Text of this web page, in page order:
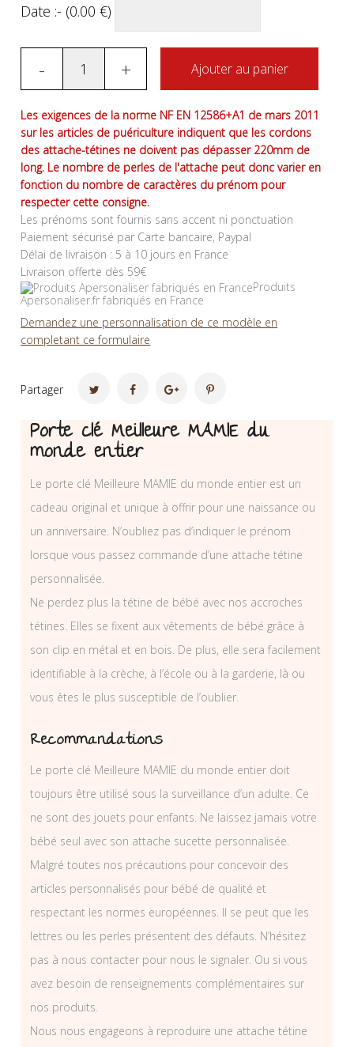
Date :- (0.00€)
- + Ajouter au panier
Les exigences de la norme NF EN 12586+A1 de mars 2011
sur les articles de puériculture indiquent que les cordons
des attache-tétines ne doivent pas dépasser 220mm de
long. Le nombre de perles de l'attache peut donc varier en
fonction du nombre de caractères du prénom pour
respecter cette consigne.
Les prénoms sont fournis sans accent ni ponctuation
Paiement sécurisé par Carte bancaire, Paypal
Délai de livraison : 5 à 10 jours en France
Livraison offerte dès 59€
Produits
Apersonaliser.fr fabriqués en France
Demandez une personnalisation de ce modèle en
completant ce formulaire
Partager
Porte clé Meilleure MAMIE du
monde entier
Le porte clé Meilleure MAMIE du monde entier est un
cadeau original et unique à offrir pour une naissance ou
un anniversaire. N’oubliez pas d’indiquer le prénom
lorsque vous passez commande d’une attache tétine
personnalisée.
Ne perdez plus la tétine de bébé avec nos accroches
tétines. Elles se fixent aux vêtements de bébé grâce à
son clip en métal et en bois. De plus, elle sera facilement
identifiable à la crèche, à l’école ou à la garderie, là ou
vous êtes le plus susceptible de l’oublier.
Recommandations
Le porte clé Meilleure MAMIE du monde entier doit
toujours être utilisé sous la surveillance d’un adulte. Ce
ne sont des jouets pour enfants. Ne laissez jamais votre
bébé seul avec son attache sucette personnalisée.
Malgré toutes nos précautions pour concevoir des
articles personnalisés pour bébé de qualité et
respectant les normes européennes. Il se peut que les
lettres ou les perles présentent des défauts. N’hésitez
pas à nous contacter pour nous le signaler. Ou si vous
avez besoin de renseignements complémentaires sur
nos produits.
Nous nous engageons à reproduire une attache tétine